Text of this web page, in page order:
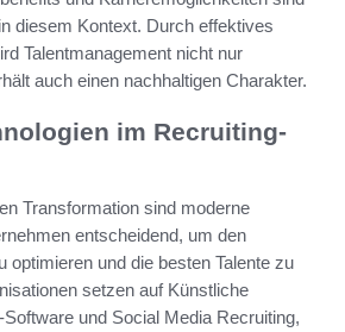
diesem Kontext. Durch effektives
Talentmanagement nicht nur
auch einen nachhaltigen Charakter.
im Recruiting-
Transformation sind moderne
entscheidend, um den
optimieren und die besten Talente zu
setzen auf Künstliche
und Social Media Recruiting,